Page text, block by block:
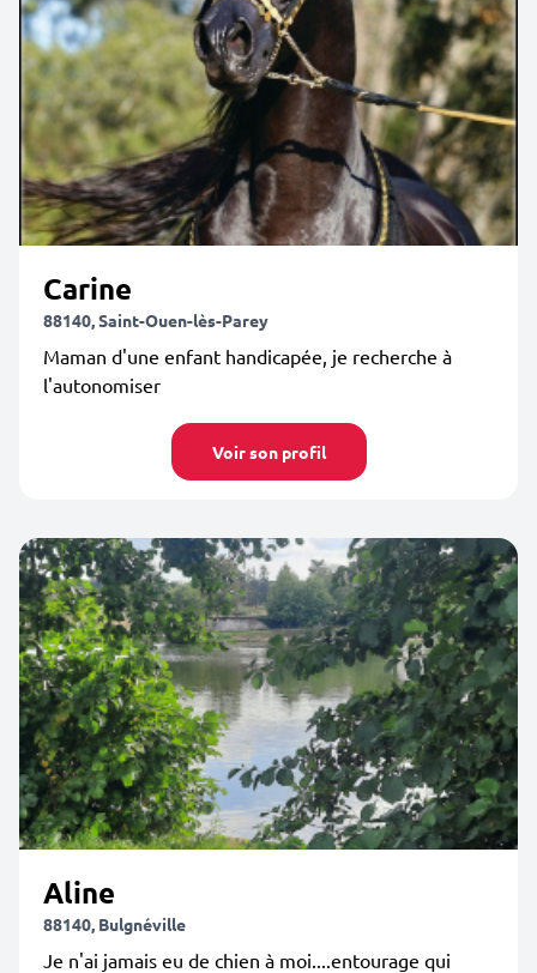
Carine
88140, Saint-Ouen-lès-Parey
Maman d'une enfant handicapée, je recherche à
l'autonomiser
Voir son profil
Aline
88140, Bulgnéville
Je n'ai jamais eu de chien à moi....entourage qui